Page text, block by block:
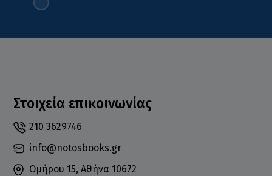
Στοιχεία επικοινωνίας
210 3629746
info@notosbooks.gr
Ομήρου 15, Αθήνα 10672